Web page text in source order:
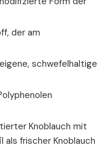
der am
schwefelhaltige
Knoblauch mit
als frischer Knoblauch